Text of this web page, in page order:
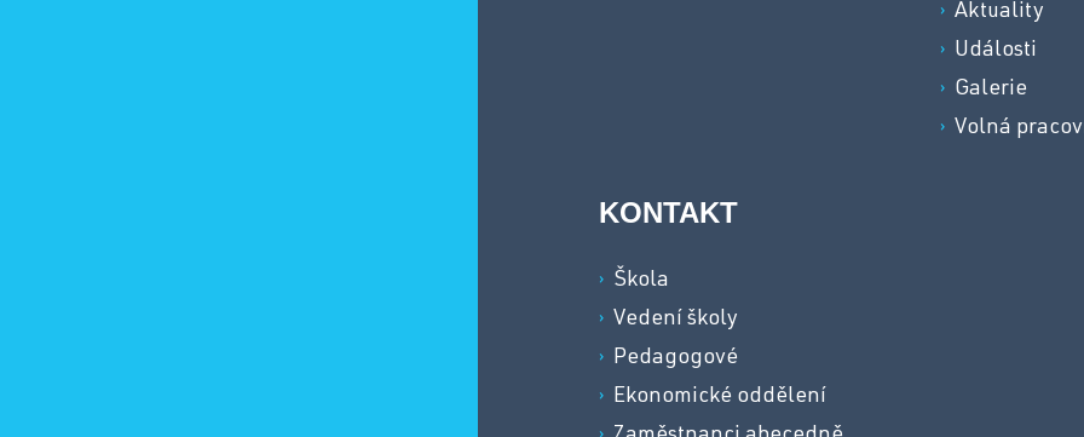
Aktuality
Události
Galerie
Volná
KONTAKT
Škola
Vedení školy
Pedagogové
Ekonomické oddělení